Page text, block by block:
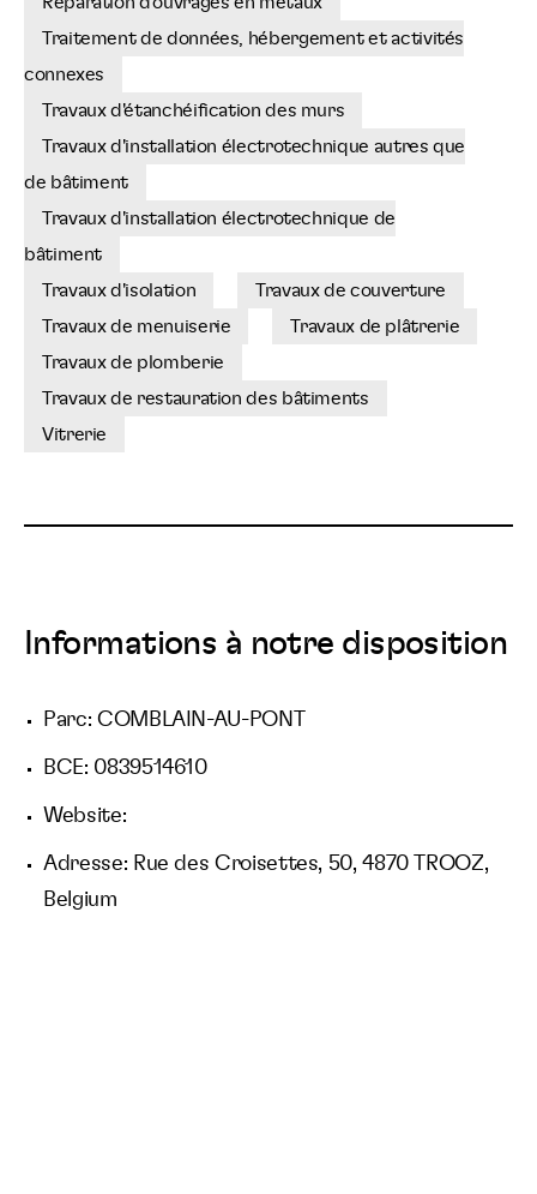
Traitement de données, hébergement et activités
connexes
Travaux d'étanchéification des murs
Travaux d'installation électrotechnique autres que
de bâtiment
Travaux d'installation électrotechnique de
bâtiment
Travaux d'isolation
Travaux de couverture
Travaux de menuiserie
Travaux de plâtrerie
Travaux de plomberie
Travaux de restauration des bâtiments
Vitrerie
Informations à notre disposition
Parc: COMBLAIN-AU-PONT
BCE: 0839514610
Website:
Adresse: Rue des Croisettes, 50, 4870 TROOZ,
Belgium